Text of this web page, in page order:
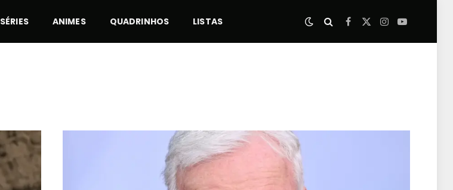
SÉRIES ANIMES QUADRINHOS LISTAS Facebook
X
Instagram
YouTube